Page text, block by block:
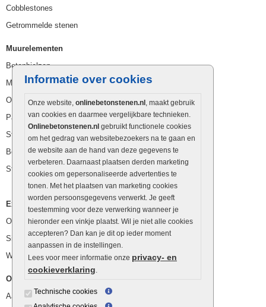
Informatie over cookies
Onze website, onlinebetonstenen.nl , maakt gebruik
van cookies en daarmee vergelijkbare technieken.
Onlinebetonstenen.nl gebruikt functionele cookies
om het gedrag van websitebezoekers na te gaan en
de website aan de hand van deze gegevens te
verbeteren. Daarnaast plaatsen derden marketing
cookies om gepersonaliseerde advertenties te
tonen. Met het plaatsen van marketing cookies
worden persoonsgegevens verwerkt. Je geeft
toestemming voor deze verwerking wanneer je
hieronder een vinkje plaatst. Wil je niet alle cookies
accepteren? Dan kan je dit op ieder moment
aanpassen in de instellingen.
Lees voor meer informatie onze privacy- en
cookieverklaring.
Technische cookies
Cobblestones
Getrommelde stenen
Muurelementen
Betonbielzen
Muurstenen
Opsluitbanden
Palissaden
Stapelblokken
Betonblokken
Stapelstenen
Extra benodigdheden
Ophoogzand
Siergrind en siersplit
Waterafvoer
Overig
Aanbiedingen